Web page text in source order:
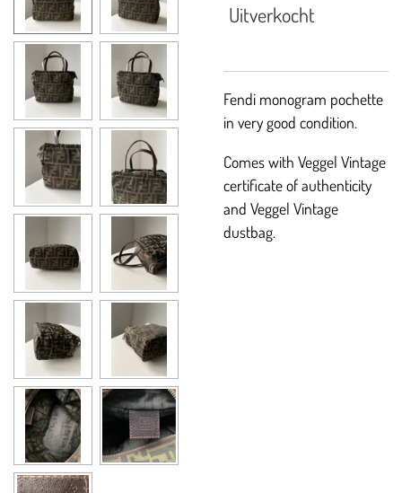
Uitverkocht
Fendi monogram pochette
in very good condition.
Comes with Veggel Vintage
certificate of authenticity
and Veggel Vintage
dustbag.